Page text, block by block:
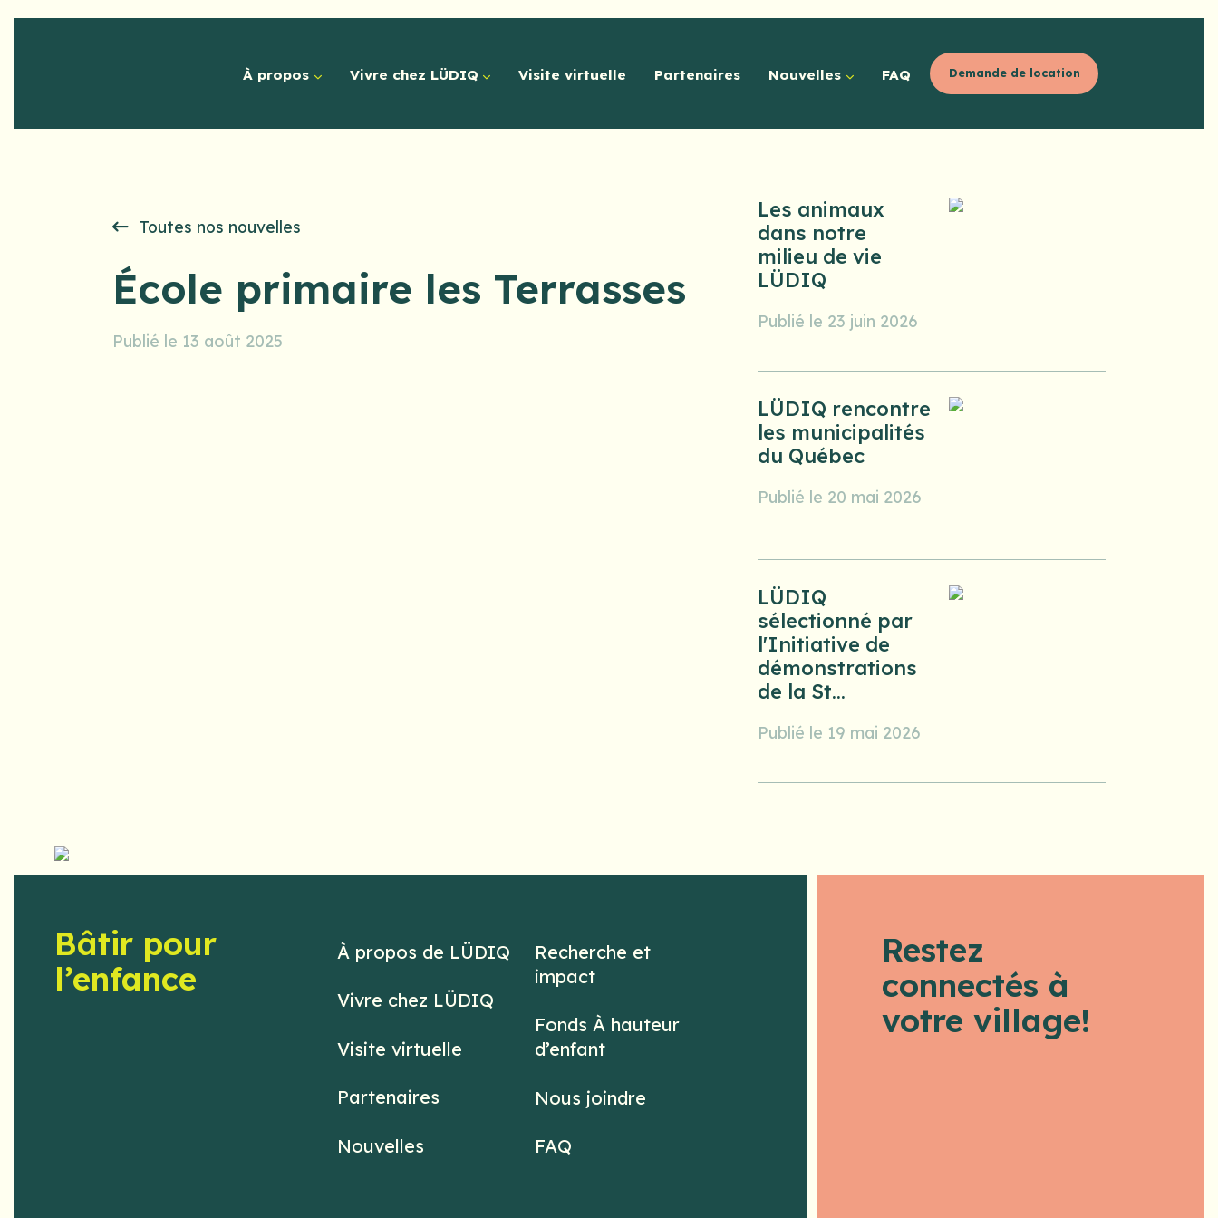
À propos Vivre chez LÜDIQ Visite virtuelle Partenaires Nouvelles FAQ Demande de location
Toutes nos nouvelles
École primaire les Terrasses
Publié le 13 août 2025
Les animaux
dans notre
milieu de vie
LÜDIQ
Publié le 23 juin 2026
LÜDIQ rencontre
les municipalités
du Québec
Publié le 20 mai 2026
LÜDIQ
sélectionné par
l'Initiative de
démonstrations
de la St...
Publié le 19 mai 2026
Bâtir pour
l’enfance
À propos de LÜDIQ
Vivre chez LÜDIQ
Visite virtuelle
Partenaires
Nouvelles
Recherche et
impact
Fonds À hauteur
d’enfant
Nous joindre
FAQ
Restez
connectés à
votre village!